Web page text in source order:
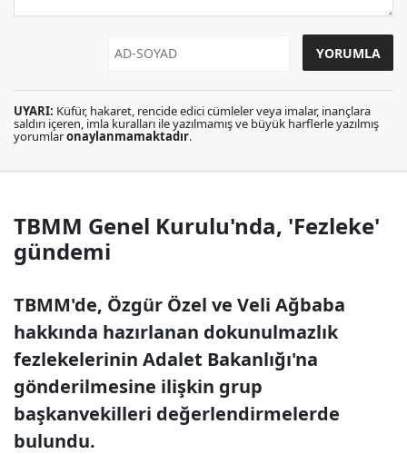
UYARI: Küfür, hakaret, rencide edici cümleler veya imalar, inançlara
saldırı içeren, imla kuralları ile yazılmamış ve büyük harflerle yazılmış
yorumlaronaylanmamaktadır.
TBMM Genel Kurulu'nda, 'Fezleke'
gündemi
TBMM'de, Özgür Özel ve Veli Ağbaba
hakkında hazırlanan dokunulmazlık
fezlekelerinin Adalet Bakanlığı'na
gönderilmesine ilişkin grup
başkanvekilleri değerlendirmelerde
bulundu.